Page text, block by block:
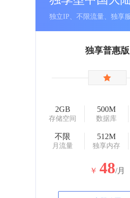
独立IP、不限流量、独享
独享普惠版
2GB
存储空间
500M
数据库
不限
月流量
512M
独享内存
￥ 48/月